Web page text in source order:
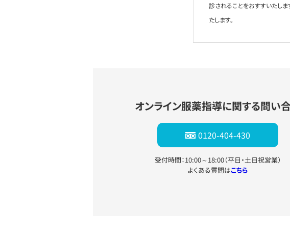
診されることをおすすいたし
たします。
オンライン服薬指導に関する問い
0120-404-430
受付時間：10:00～18:00（平日・土日祝営業）
よくある質問はこちら